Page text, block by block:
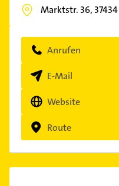
Marktstr. 36, 37434
Anrufen
E-Mail
Website
Route